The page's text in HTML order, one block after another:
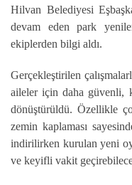
Hilvan Belediyesi
devam eden park
ekiplerden bilgi aldı.
Gerçekleştirilen
aileler için daha güvenli,
dönüştürüldü. Özellikle
zemin kaplaması
indirilirken kurulan yeni
ve keyifli vakit